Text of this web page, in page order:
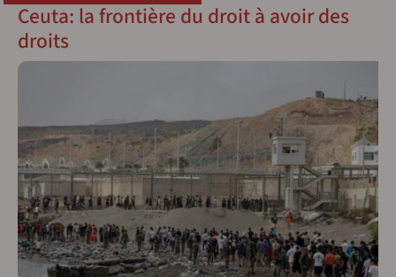
Ceuta: la frontière du droit à avoir des
droits